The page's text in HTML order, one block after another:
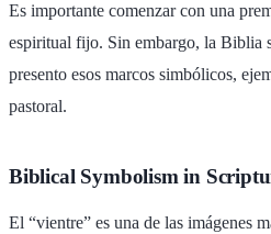
Es importante comenzar con una
espiritual fijo. Sin embargo, la Biblia
presento esos marcos simbólicos,
pastoral.
Biblical Symbolism in
El “vientre” es una de las imágenes